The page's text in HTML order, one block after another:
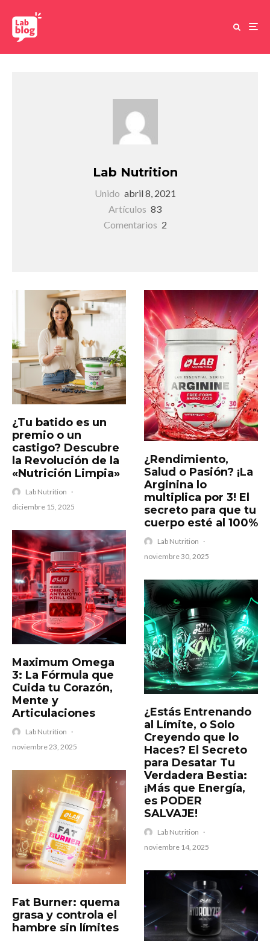
Lab Nutrition
Unido abril 8, 2021
Artículos 83
Comentarios 2
¿Tu batido es un
premio o un
castigo? Descubre
la Revolución de la
«Nutrición Limpia»
Lab Nutrition ·
diciembre 15, 2025
Maximum Omega
3: La Fórmula que
Cuida tu Corazón,
Mente y
Articulaciones
Lab Nutrition ·
noviembre 23, 2025
Fat Burner: quema
grasa y controla el
hambre sin límites
¿Rendimiento,
Salud o Pasión? ¡La
Arginina lo
multiplica por 3! El
secreto para que tu
cuerpo esté al 100%
Lab Nutrition ·
noviembre 30, 2025
​¿Estás Entrenando
al Límite, o Solo
Creyendo que lo
Haces? El Secreto
para Desatar Tu
Verdadera Bestia:
¡Más que Energía,
es PODER
SALVAJE!
Lab Nutrition ·
noviembre 14, 2025